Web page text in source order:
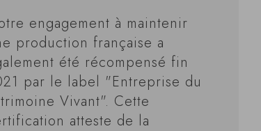
engagement à maintenir
production française a
été récompensé fin
par le label "Entreprise du
Vivant". Cette
atteste de la